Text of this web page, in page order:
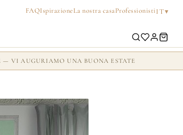
FAQIspirazioneLa nostra casaProfessionistiIT▾
VI AUGURIAMO UNA BUONA ESTATE